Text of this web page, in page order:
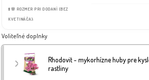
⬆️🌸 ROZMER PRI DODANÍ (BEZ
KVETINÁČA):
Voliteľné doplnky
Rhodovit - mykorhízne huby pre
rastliny